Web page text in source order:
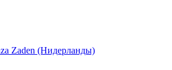
Zaden (Нидерланды)